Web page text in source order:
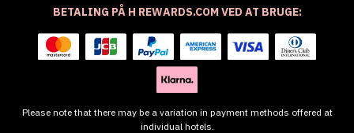
BETALING PÅ H REWARDS.COM VED AT BRUGE:
Please note that there may be a variation in payment methods offered at
individual hotels.